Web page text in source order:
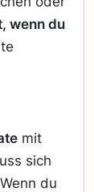
wenn du
mit
sich
du